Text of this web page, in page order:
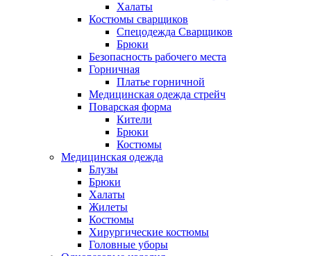
Халаты
Костюмы сварщиков
Спецодежда Сварщиков
Брюки
Безопасность рабочего места
Горничная
Платье горничной
Медицинская одежда стрейч
Поварская форма
Кители
Брюки
Костюмы
Медицинская одежда
Блузы
Брюки
Халаты
Жилеты
Костюмы
Хирургические костюмы
Головные уборы